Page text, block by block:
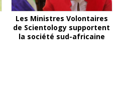
Les Ministres Volontaires
de Scientology supportent
la société sud-africaine